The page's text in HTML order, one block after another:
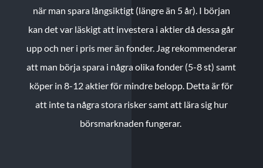
när man spara långsiktigt (längre än 5 år). I början
kan det var läskigt att investera i aktier då dessa går
upp och ner i pris mer än fonder. Jag rekommenderar
att man börja spara i några olika fonder (5-8 st) samt
köper in 8-12 aktier för mindre belopp. Detta är för
att inte ta några stora risker samt att lära sig hur
börsmarknaden fungerar.